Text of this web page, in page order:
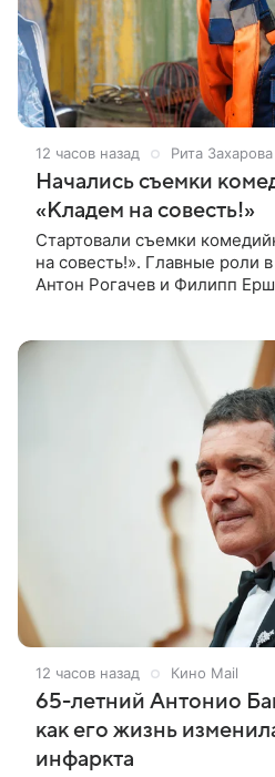
12 часов назад Рита Захарова
Начались съемки
«Кладем на совесть!»
Стартовали съемки
на совесть!». Главные роли
Антон Рогачев и Филипп
12 часов назад Кино Mail
65-летний Антонио
как его жизнь
инфаркта